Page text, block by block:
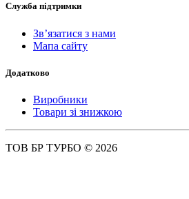
Служба підтримки
Зв’язатися з нами
Мапа сайту
Додатково
Виробники
Товари зі знижкою
ТОВ БР ТУРБО © 2026